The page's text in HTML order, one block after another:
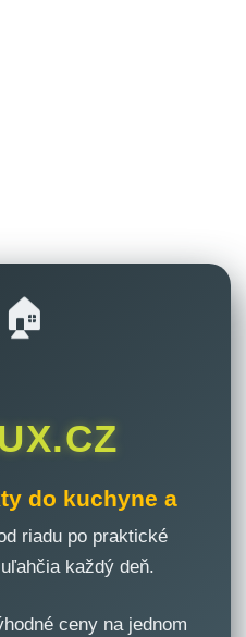
do kuchyne a
riadu po praktické
každý deň.
ceny na jednom